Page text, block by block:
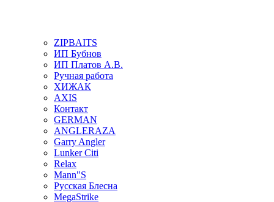
ZIPBAITS
ИП Бубнов
ИП Платов А.В.
Ручная работа
ХИЖАК
AXIS
Контакт
GERMAN
ANGLERAZA
Garry Angler
Lunker Citi
Relax
Mann"S
Русская Блесна
MegaStrike